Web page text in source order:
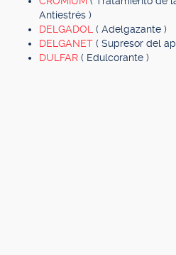
Antiestrés )
DELGADOL ( Adelgazante )
DELGANET ( Supresor del
DULFAR ( Edulcorante )